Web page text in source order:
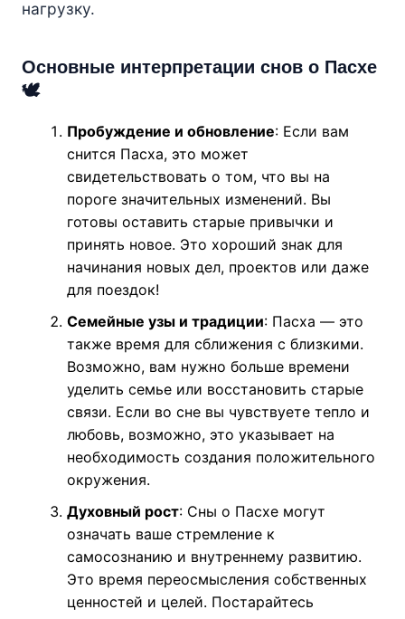
нагрузку.
Основные интерпретации снов о Пасхе
🕊️
Пробуждение и обновление: Если вам
снится Пасха, это может
свидетельствовать о том, что вы на
пороге значительных изменений. Вы
готовы оставить старые привычки и
принять новое. Это хороший знак для
начинания новых дел, проектов или даже
для поездок!
Семейные узы и традиции: Пасха — это
также время для сближения с близкими.
Возможно, вам нужно больше времени
уделить семье или восстановить старые
связи. Если во сне вы чувствуете тепло и
любовь, возможно, это указывает на
необходимость создания положительного
окружения.
Духовный рост: Сны о Пасхе могут
означать ваше стремление к
самосознанию и внутреннему развитию.
Это время переосмысления собственных
ценностей и целей. Постарайтесь